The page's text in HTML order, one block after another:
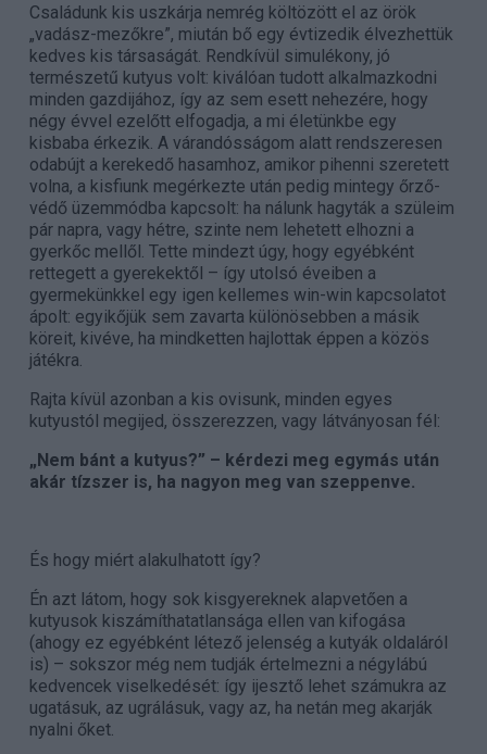
Családunk kis uszkárja nemrég költözött el az örök
„vadász-mezőkre”, miután bő egy évtizedik élvezhettük
kedves kis társaságát. Rendkívül simulékony, jó
természetű kutyus volt: kiválóan tudott alkalmazkodni
minden gazdijához, így az sem esett nehezére, hogy
négy évvel ezelőtt elfogadja, a mi életünkbe egy
kisbaba érkezik. A várandósságom alatt rendszeresen
odabújt a kerekedő hasamhoz, amikor pihenni szeretett
volna, a kisfiunk megérkezte után pedig mintegy őrző-
védő üzemmódba kapcsolt: ha nálunk hagyták a szüleim
pár napra, vagy hétre, szinte nem lehetett elhozni a
gyerkőc mellől. Tette mindezt úgy, hogy egyébként
rettegett a gyerekektől – így utolsó éveiben a
gyermekünkkel egy igen kellemes win-win kapcsolatot
ápolt: egyikőjük sem zavarta különösebben a másik
köreit, kivéve, ha mindketten hajlottak éppen a közös
játékra.
Rajta kívül azonban a kis ovisunk, minden egyes
kutyustól megijed, összerezzen, vagy látványosan fél:
„Nem bánt a kutyus?” – kérdezi meg egymás után
akár tízszer is, ha nagyon meg van szeppenve.
És hogy miért alakulhatott így?
Én azt látom, hogy sok kisgyereknek alapvetően a
kutyusok kiszámíthatatlansága ellen van kifogása
(ahogy ez egyébként létező jelenség a kutyák oldaláról
is) – sokszor még nem tudják értelmezni a négylábú
kedvencek viselkedését: így ijesztő lehet számukra az
ugatásuk, az ugrálásuk, vagy az, ha netán meg akarják
nyalni őket.